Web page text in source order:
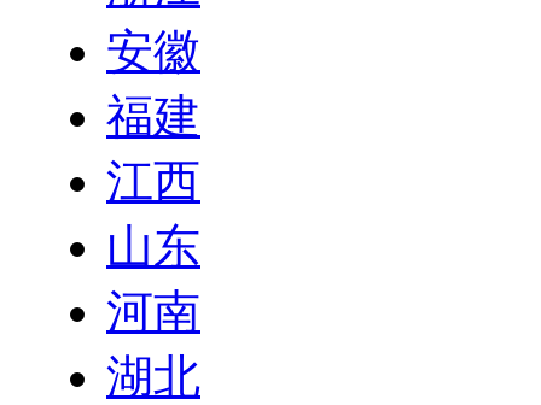
安徽
福建
江西
山东
河南
湖北